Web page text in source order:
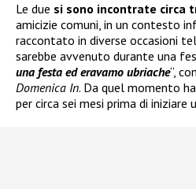
Le due si sono incontrate circa
amicizie comuni, in un contesto
raccontato in diverse occasioni
sarebbe avvenuto durante una
una festa ed eravamo ubriache“,
Domenica In. Da quel momento
per circa sei mesi prima di iniziare